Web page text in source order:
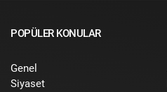
POPÜLER KONULAR
Genel
Siyaset